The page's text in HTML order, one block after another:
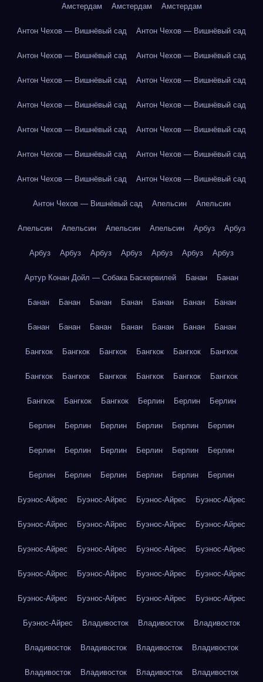
Амстердам Амстердам Амстердам
Антон Чехов — Вишнёвый сад Антон Чехов — Вишнёвый сад
Антон Чехов — Вишнёвый сад Антон Чехов — Вишнёвый сад
Антон Чехов — Вишнёвый сад Антон Чехов — Вишнёвый сад
Антон Чехов — Вишнёвый сад Антон Чехов — Вишнёвый сад
Антон Чехов — Вишнёвый сад Антон Чехов — Вишнёвый сад
Антон Чехов — Вишнёвый сад Антон Чехов — Вишнёвый сад
Антон Чехов — Вишнёвый сад Антон Чехов — Вишнёвый сад
Антон Чехов — Вишнёвый сад Апельсин Апельсин
Апельсин Апельсин Апельсин Апельсин Арбуз Арбуз
Арбуз Арбуз Арбуз Арбуз Арбуз Арбуз Арбуз
Артур Конан Дойл — Собака Баскервилей Банан Банан
Банан Банан Банан Банан Банан Банан Банан
Банан Банан Банан Банан Банан Банан Банан
Бангкок Бангкок Бангкок Бангкок Бангкок Бангкок
Бангкок Бангкок Бангкок Бангкок Бангкок Бангкок
Бангкок Бангкок Бангкок Берлин Берлин Берлин
Берлин Берлин Берлин Берлин Берлин Берлин
Берлин Берлин Берлин Берлин Берлин Берлин
Берлин Берлин Берлин Берлин Берлин Берлин
Буэнос-Айрес Буэнос-Айрес Буэнос-Айрес Буэнос-Айрес
Буэнос-Айрес Буэнос-Айрес Буэнос-Айрес Буэнос-Айрес
Буэнос-Айрес Буэнос-Айрес Буэнос-Айрес Буэнос-Айрес
Буэнос-Айрес Буэнос-Айрес Буэнос-Айрес Буэнос-Айрес
Буэнос-Айрес Буэнос-Айрес Буэнос-Айрес Буэнос-Айрес
Буэнос-Айрес Владивосток Владивосток Владивосток
Владивосток Владивосток Владивосток Владивосток
Владивосток Владивосток Владивосток Владивосток